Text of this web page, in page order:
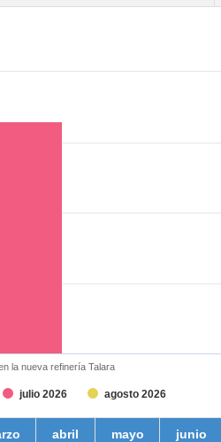
julio 2026 agosto 2026
la nueva refinería Talara
abril
mayo
junio